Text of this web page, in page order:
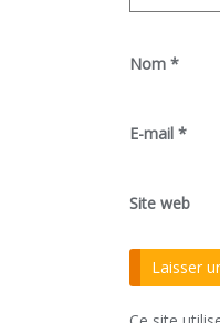
Nom *
E-mail *
Site web